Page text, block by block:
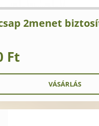
2menet
Ft